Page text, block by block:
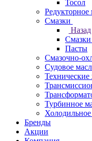
Тосол
Редукторное
Смазки
Назад
Смазки
Пасты
Смазочно-
Судовое
Технические
Турбинное
Бренды
Акции